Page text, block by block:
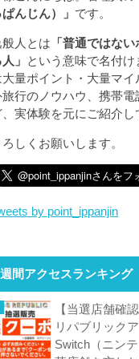
んじん）」 です。
般人とは 「普通ではな
」
という意味で名付
大量ポイント・大量マ
旅行のノウハウ、携帯電
、実体験を元にご紹介し
しくお願いします。
by point_ippanjin
週間アクセスランキング
【当選店舗確
リパブリック
Switch（ニン